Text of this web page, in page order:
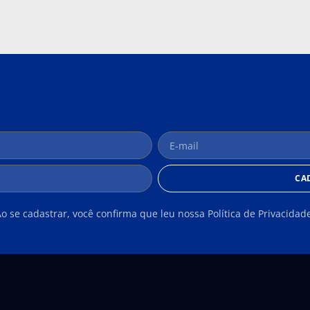
se cadastrar, você confirma que leu nossa Política de